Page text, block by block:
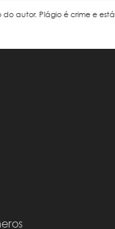
autor. Plágio é crime e está